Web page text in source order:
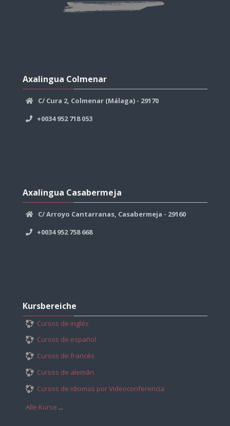
überspringen
Axalingua Colmenar
C/ Cura 2, Colmenar (Málaga) - 29170
+0034 952 718 053
überspringen
Axalingua Casabermeja
C/ Arroyo Cantarranas, Casabermeja - 29160
+0034 952 758 668
Kursbereiche
Cursos de inglés
Cursos de español
Cursos de francés
Cursos de alemán
Cursos de idiomas por Videoconferencia
Alle Kurse ...